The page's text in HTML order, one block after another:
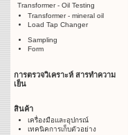
Transformer - Oil Testing
Transformer - mineral oil
Load Tap Changer
Sampling
Form
การตรวจวิเคราะห์ สารทำความ
เย็น
สินค้า
เครื่องมือและอุปกรณ์
เทคนิคการเก็บตัวอย่าง